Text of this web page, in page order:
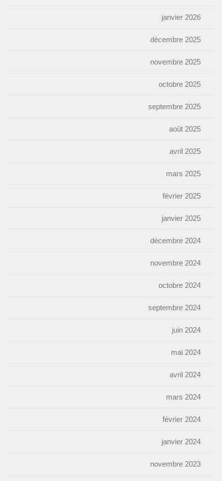
janvier 2026
décembre 2025
novembre 2025
octobre 2025
septembre 2025
août 2025
avril 2025
mars 2025
février 2025
janvier 2025
décembre 2024
novembre 2024
octobre 2024
septembre 2024
juin 2024
mai 2024
avril 2024
mars 2024
février 2024
janvier 2024
novembre 2023